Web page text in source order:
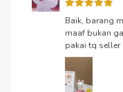
Baik, barang
maaf bukan
pakai tq seller